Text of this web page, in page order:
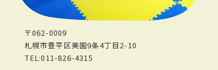
〒062-0009
札幌市豊平区美園9条4丁目2-10
TEL:011-826-4315